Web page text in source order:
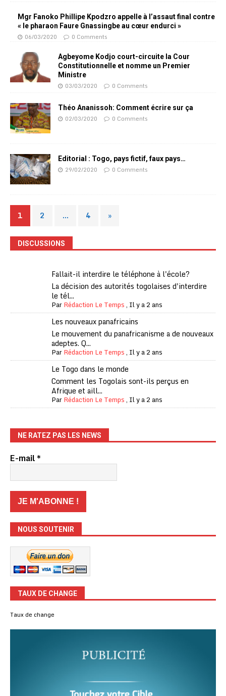
Mgr Fanoko Phillipe Kpodzro appelle à l’assaut final contre
« le pharaon Faure Gnassingbe au cœur endurci »
06/03/2020 0 Comments
Agbeyome Kodjo court-circuite la Cour
Constitutionnelle et nomme un Premier
Ministre
03/03/2020 0 Comments
Théo Ananissoh: Comment écrire sur ça
02/03/2020 0 Comments
Editorial : Togo, pays fictif, faux pays…
29/02/2020 0 Comments
1 2 … 4 »
DISCUSSIONS
Fallait-il interdire le téléphone à l'école?
La décision des autorités togolaises d'interdire
le tél...
ParRédaction Le Temps, Il y a 2 ans
Les nouveaux panafricains
Le mouvement du panafricanisme a de nouveaux
adeptes. Q...
ParRédaction Le Temps, Il y a 2 ans
Le Togo dans le monde
Comment les Togolais sont-ils perçus en
Afrique et aill...
ParRédaction Le Temps, Il y a 2 ans
NE RATEZ PAS LES NEWS
E-mail*
NOUS SOUTENIR
TAUX DE CHANGE
Taux de change